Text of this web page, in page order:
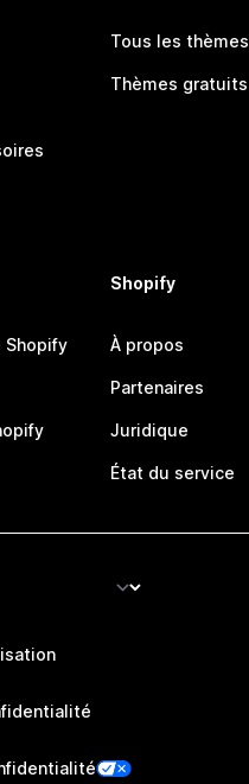
Tous les thèmes
Thèmes gratuits
Shopify
Shopify
À propos
Partenaires
Juridique
État du service